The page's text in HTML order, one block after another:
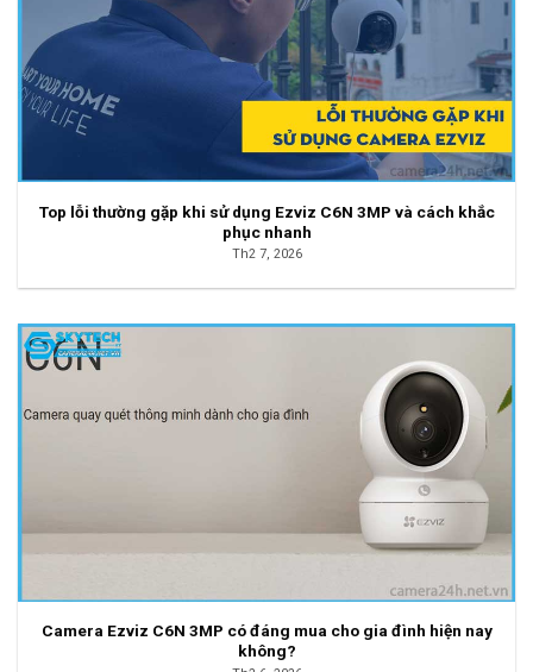
Top lỗi thường gặp khi sử dụng Ezviz C6N 3MP và cách khắc
phục nhanh
Th2 7, 2026
Camera Ezviz C6N 3MP có đáng mua cho gia đình hiện nay
không?